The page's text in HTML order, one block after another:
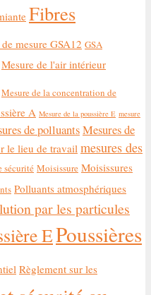
Fibres
mesure GSA12 GSA
Mesure de l'air intérieur
Mesure de la concentration de
A Mesure de la poussière E mesure
de polluantsMesures de
le lieu de travail mesures des
sécurité Moisissure Moisissures
Polluants atmosphériques
par les particules
EPoussières
Règlement sur les